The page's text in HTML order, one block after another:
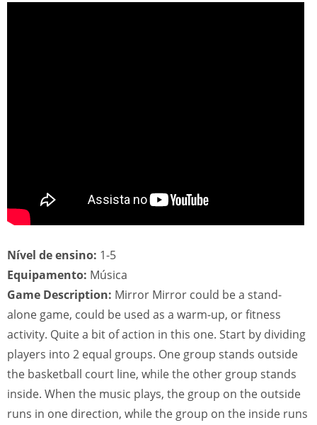
Nível de ensino: 1-5
Equipamento: Música
Game Description: Mirror Mirror could be a stand-
alone game, could be used as a warm-up, or fitness
activity. Quite a bit of action in this one. Start by dividing
players into 2 equal groups. One group stands outside
the basketball court line, while the other group stands
inside. When the music plays, the group on the outside
runs in one direction, while the group on the inside runs